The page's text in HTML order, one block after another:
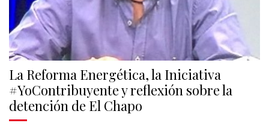
La Reforma Energética, la Iniciativa
#YoContribuyente y reflexión sobre la
detención de El Chapo